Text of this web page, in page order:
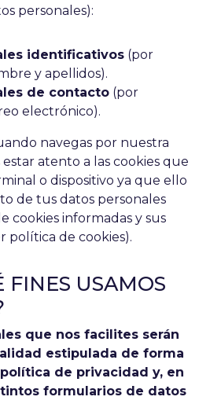
personales):
identificativos (por
y apellidos).
de contacto (por
electrónico).
navegas por nuestra
atento a las cookies que
o dispositivo ya que ello
de tus datos personales
cookies informadas y sus
política de cookies).
FINES USAMOS
que nos facilites serán
estipulada de forma
de privacidad y, en
formularios de datos